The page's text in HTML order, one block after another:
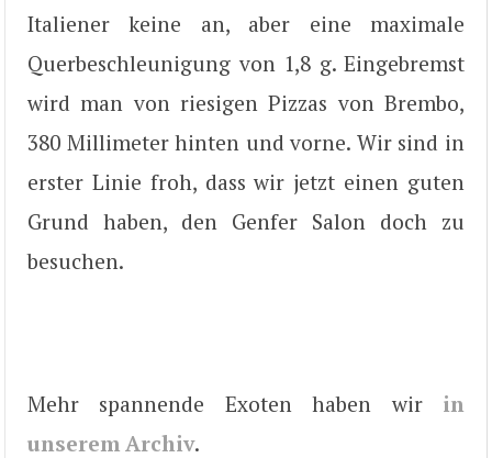
Italiener keine an, aber eine maximale
Querbeschleunigung von 1,8 g. Eingebremst
wird man von riesigen Pizzas von Brembo,
380 Millimeter hinten und vorne. Wir sind in
erster Linie froh, dass wir jetzt einen guten
Grund haben, den Genfer Salon doch zu
besuchen.
Mehr spannende Exoten haben wir in
unserem Archiv.